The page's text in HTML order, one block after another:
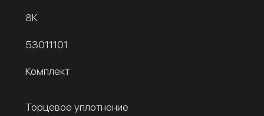
8К
53011101
Комплект
Торцевое уплотнение